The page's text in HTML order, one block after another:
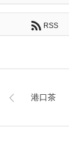
RSS
港口茶